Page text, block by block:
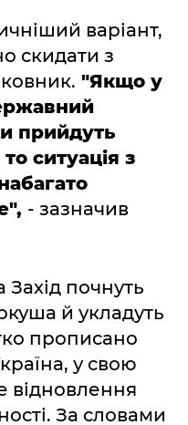
варіант,
скидати з
"Якщо у
прийдуть
ситуація з
- зазначив
Захід почнуть
й укладуть
прописано
у свою
відновлення
За словами